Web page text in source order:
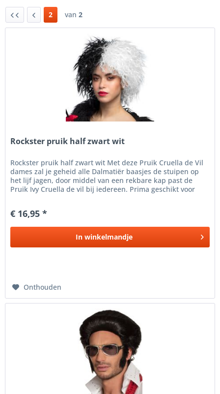
2 van 2
Rockster pruik half zwart wit
Rockster pruik half zwart wit Met deze Pruik Cruella de Vil
dames zal je geheid alle Dalmatiër baasjes de stuipen op
het lijf jagen, door middel van een rekbare kap past de
Pruik Ivy Cruella de vil bij iedereen. Prima geschikt voor
€ 16,95 *
In winkelmandje
Onthouden